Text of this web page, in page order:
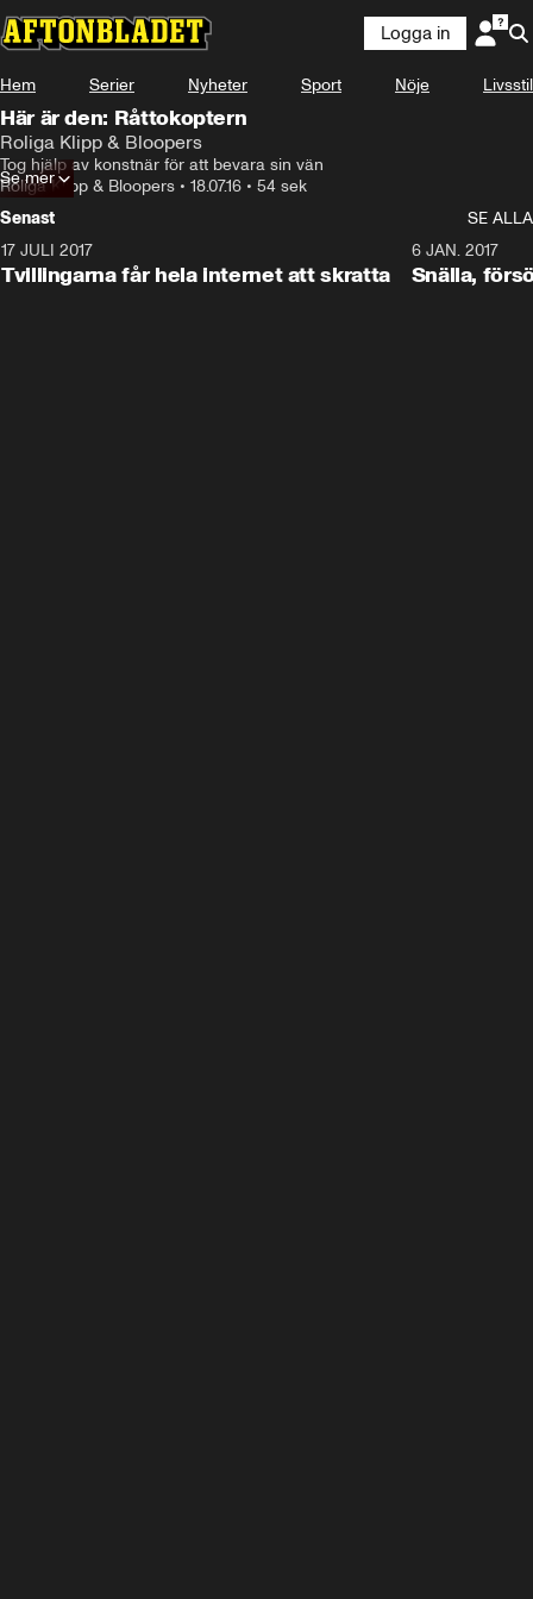
Logga in
Hem Serier Nyheter Sport Nöje Livsstil
Här är den: Råttokoptern
Roliga Klipp & Bloopers
Tog hjälp av konstnär för att bevara sin vän
Roliga Klipp & Bloopers • 18.07.16 • 54 sek
Se mer
Senast
SE ALLA
17 JULI 2017
Tvillingarna får hela internet att skratta
6 JAN. 2017
Snälla,